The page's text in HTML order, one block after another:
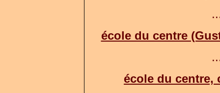
école du centre
école du centre,